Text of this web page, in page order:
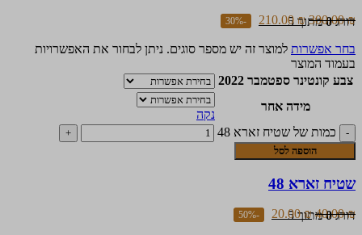
דורג0מתוך 5
300.00₪
210.00 ₪
-30%
בחר אפשרות למוצר זה יש מספר סוגים. ניתן לבחור את האפשרויות
בעמוד המוצר
צבע קונטינר ספטמבר 2022
מידה אחר
נקה
כמות של שטיח זארא 48
הוספה לסל
שטיח זארא 48
דורג0מתוך 540.00₪
20.00₪
-50%